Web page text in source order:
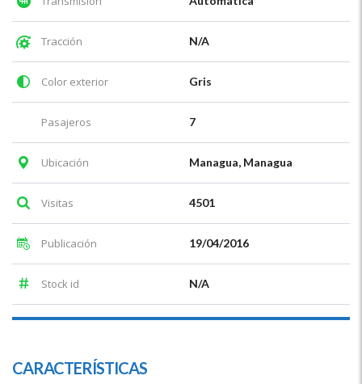
Tracción N/A
Color exterior Gris
Pasajeros 7
Ubicación Managua, Managua
Visitas 4501
Publicación 19/04/2016
Stock id N/A
CARACTERÍSTICAS